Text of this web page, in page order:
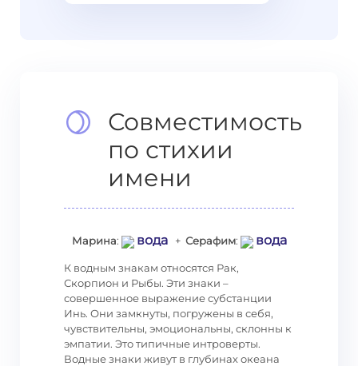
Совместимость
по стихии
имени
Марина: вода+ Серафим: вода
К водным знакам относятся Рак,
Скорпион и Рыбы. Эти знаки –
совершенное выражение субстанции
Инь. Они замкнуты, погружены в себя,
чувствительны, эмоциональны, склонны к
эмпатии. Это типичные интроверты.
Водные знаки живут в глубинах океана